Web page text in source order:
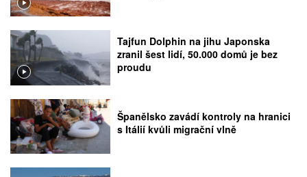
Tajfun Dolphin na jihu Japonska
zranil šest lidí, 50.000 domů je bez
proudu
Španělsko zavádí kontroly na hranici
s Itálií kvůli migrační vlně